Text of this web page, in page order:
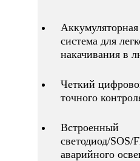
система для
накачивания в
Четкий
точного
Встроенный
светодиод/SOS/
аварийного